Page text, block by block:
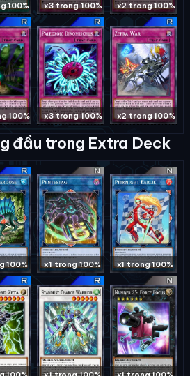
100% x3 trong 100% x2 trong 100%
100% x3 trong 100% x2 trong 100%
đầu trong Extra Deck
100% x1 trong 100% x1 trong 100%